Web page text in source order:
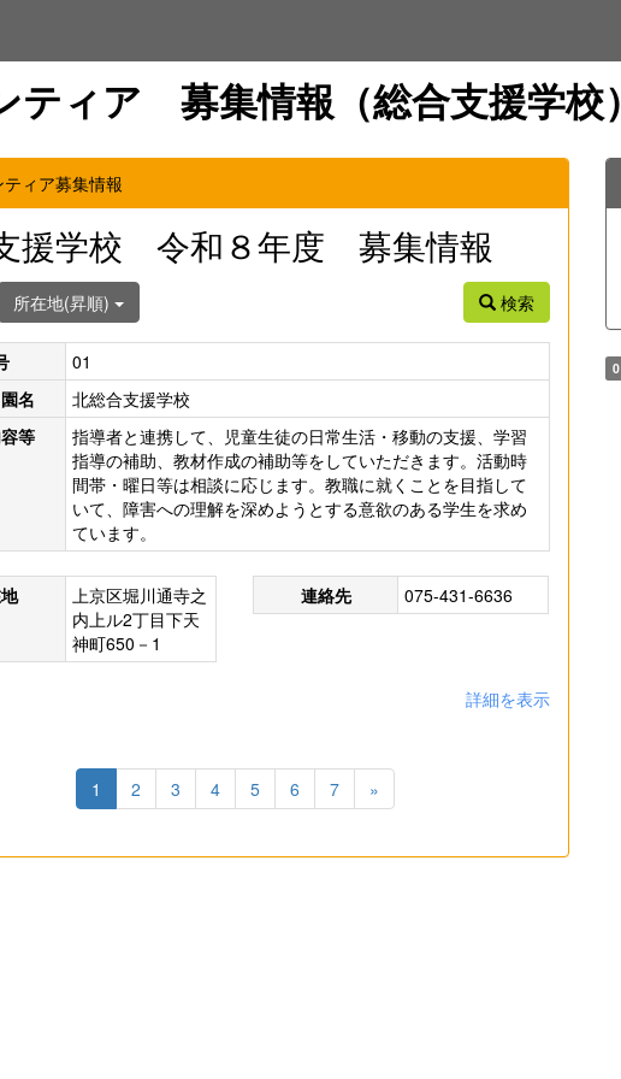
ティア 募集情報（総合支援学校）
ィア募集情報
援学校 令和８年度 募集情報
所在地(昇順) 検索
01
名
北総合支援学校
等
指導者と連携して、児童生徒の日常生活・移動の支援、学習
指導の補助、教材作成の補助等をしていただきます。活動時
間帯・曜日等は相談に応じます。教職に就くことを目指して
いて、障害への理解を深めようとする意欲のある学生を求め
ています。
上京区堀川通寺之
内上ル2丁目下天
神町650－1
連絡先 075-431-6636
詳細を表示
1 2 3 4 5 6 7 »
0